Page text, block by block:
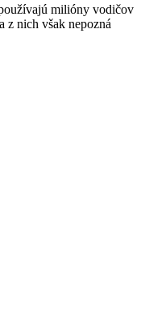
milióny vodičov
z nich však nepozná